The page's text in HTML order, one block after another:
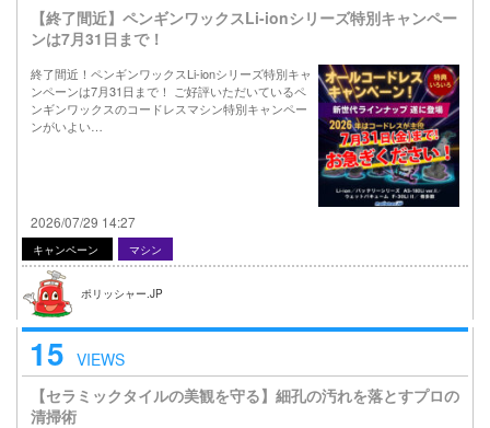
【終了間近】ペンギンワックスLi-ionシリーズ特別キャンペー
ンは7月31日まで！
終了間近！ペンギンワックスLi-ionシリーズ特別キャ
ンペーンは7月31日まで！ ご好評いただいているペ
ンギンワックスのコードレスマシン特別キャンペー
ンがいよい…
2026/07/29 14:27
キャンペーン マシン
ポリッシャー.JP
15 VIEWS
【セラミックタイルの美観を守る】細孔の汚れを落とすプロの
清掃術